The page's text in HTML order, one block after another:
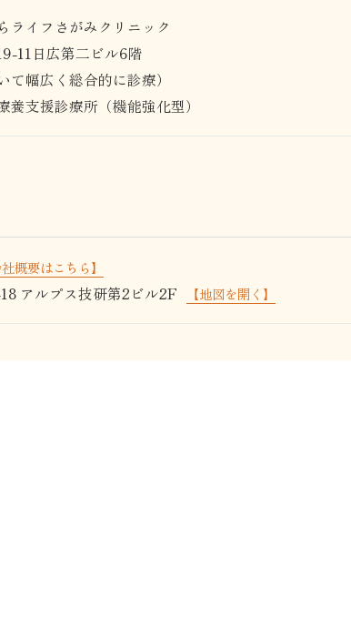
イフさがみクリニック
11日広第二ビル6階
幅広く総合的に診療）
支援診療所（機能強化型）
社概要はこちら】
アルプス技研第2ビル2F 【地図を開く】